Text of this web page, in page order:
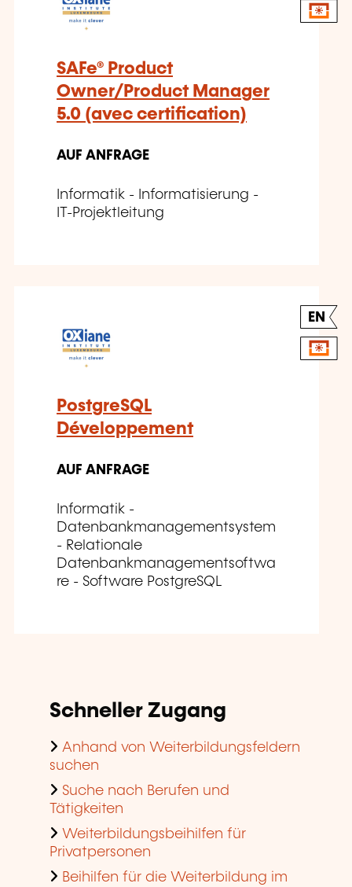
SAFe® Product
Owner/Product Manager
5.0 (avec certification)
AUF ANFRAGE
Informatik - Informatisierung -
IT-Projektleitung
EN
PostgreSQL
Développement
AUF ANFRAGE
Informatik -
Datenbankmanagementsystem
- Relationale
Datenbankmanagementsoftwa
re - Software PostgreSQL
Schneller Zugang
Anhand von Weiterbildungsfeldern
suchen
Suche nach Berufen und
Tätigkeiten
Weiterbildungsbeihilfen für
Privatpersonen
Beihilfen für die Weiterbildung im